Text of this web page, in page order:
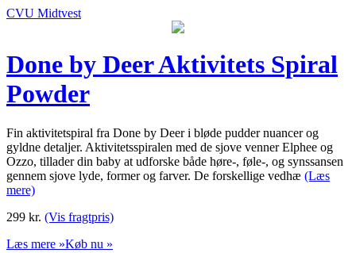
CVU Midtvest
Done by Deer Aktivitets Spiral
Powder
Fin aktivitetspiral fra Done by Deer i bløde pudder nuancer og
gyldne detaljer. Aktivitetsspiralen med de sjove venner Elphee og
Ozzo, tillader din baby at udforske både høre-, føle-, og synssansen
gennem sjove lyde, former og farver. De forskellige vedhæ (Læs
mere)
299 kr. (Vis fragtpris)
Læs mere »Køb nu »